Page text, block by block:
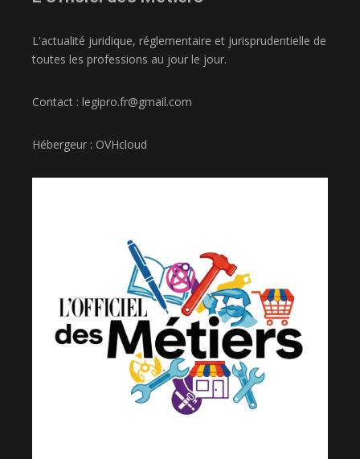
L'actualité juridique, réglementaire et jurisprudentielle de
toutes les professions au jour le jour.
Contact : legipro.fr@gmail.com
Hébergeur : OVHcloud